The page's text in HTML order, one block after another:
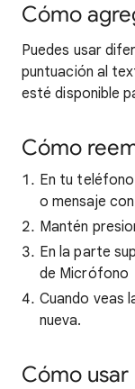
Cómo
Puedes usar
puntuación al
esté disponible
Cómo
En tu
o mensaje
Mantén
En la parte
de Micrófono
Cuando veas
nueva.
Cómo